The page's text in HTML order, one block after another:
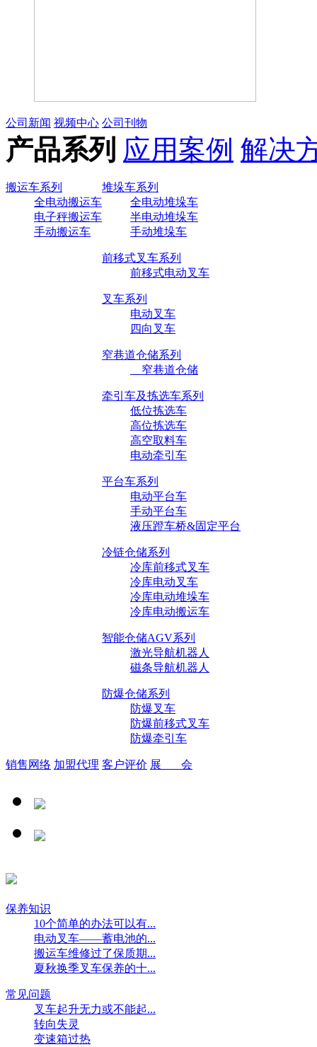
公司新闻 视频中心 公司刊物
产品系列 应用案例 解决
搬运车系列
全电动搬运车
电子秤搬运车
手动搬运车
堆垛车系列
全电动堆垛车
半电动堆垛车
手动堆垛车
前移式叉车系列
前移式电动叉车
叉车系列
电动叉车
四向叉车
窄巷道仓储系列
窄巷道仓储
牵引车及拣选车系列
低位拣选车
高位拣选车
高空取料车
电动牵引车
平台车系列
电动平台车
手动平台车
液压蹬车桥&固定平台
冷链仓储系列
冷库前移式叉车
冷库电动叉车
冷库电动堆垛车
冷库电动搬运车
智能仓储AGV系列
激光导航机器人
磁条导航机器人
防爆仓储系列
防爆叉车
防爆前移式叉车
防爆牵引车
销售网络 加盟代理 客户评价 展 会
保养知识
10个简单的办法可以有...
电动叉车——蓄电池的...
搬运车维修过了保质期...
夏秋换季叉车保养的十...
常见问题
叉车起升无力或不能起...
转向失灵
变速箱过热